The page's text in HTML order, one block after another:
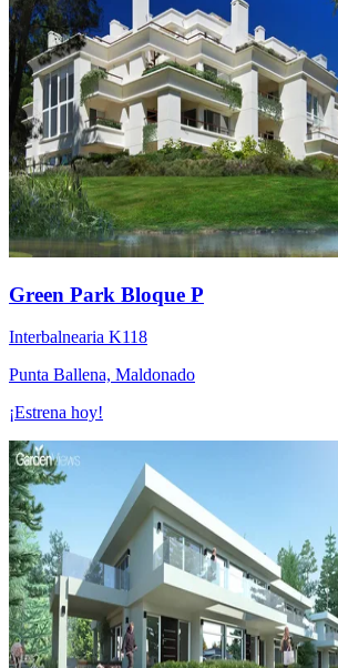
Green Park Bloque P
Interbalnearia K118
Punta Ballena, Maldonado
¡Estrena hoy!